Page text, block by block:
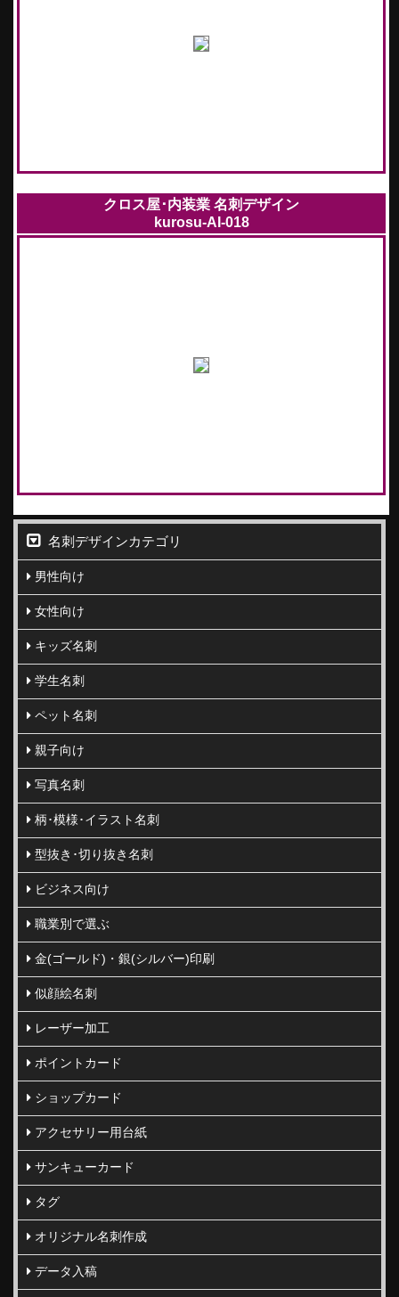
クロス屋･内装業 名刺デザイン
kurosu-AI-018
名刺デザインカテゴリ
男性向け
女性向け
キッズ名刺
学生名刺
ペット名刺
親子向け
写真名刺
柄･模様･イラスト名刺
型抜き･切り抜き名刺
ビジネス向け
職業別で選ぶ
金(ゴールド)・銀(シルバー)印刷
似顔絵名刺
レーザー加工
ポイントカード
ショップカード
アクセサリー用台紙
サンキューカード
タグ
オリジナル名刺作成
データ入稿